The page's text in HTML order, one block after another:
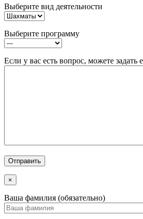
Выберите вид деятельности
Выберите программу
Если у вас есть вопрос, можете задать
×
Ваша фамилия (обязательно)